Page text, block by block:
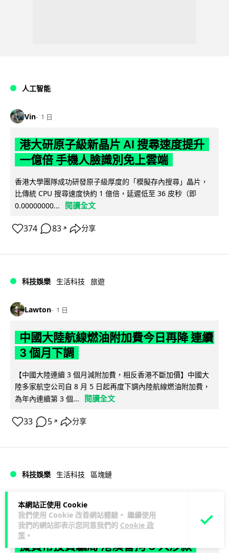
本網站正使用 Cookie
我們使用 Cookie 改善網站體驗。 繼續使用
我們的網站即表示您同意我們的 Cookie 政
策 。
人工智能
Vin 1 日
港大研原子級新晶片 AI 搜尋速度提升
一億倍 手機人臉識別免上雲端
香港大學團隊成功研發原子級厚度的「模擬存內搜尋」晶片，
比傳統 CPU 搜尋速度快約 1 億倍，延遲低至 36 皮秒（即
0.00000000...
閱讀全文
374 83 ↗ 分享
科技娛樂 生活科技 旅遊
Lawton 1 日
中國大陸航線燃油附加費今日再降 連續
3 個月下調
【中國大陸連續 3 個月減附加費，相反香港不斷加價】中國大
陸多家航空公司自 8 月 5 日起再度下調內陸航線燃油附加費，
為年內連續第 3 個...
閱讀全文
33 5 ↗ 分享
科技娛樂 生活科技 區塊鏈
Lawton 1 日
Fun Coffee 咖啡騙局爆煲 咖啡包裝虛
擬貨幣投資騙局 港澳警拘 8 人涉款